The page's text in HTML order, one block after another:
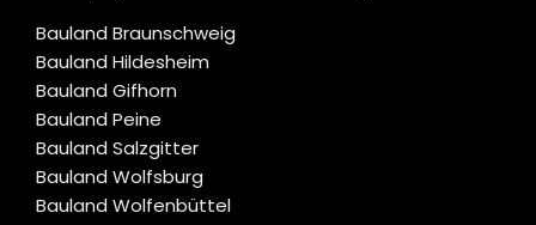
Bauland Braunschweig
Bauland Hildesheim
Bauland Gifhorn
Bauland Peine
Bauland Salzgitter
Bauland Wolfsburg
Bauland Wolfenbüttel